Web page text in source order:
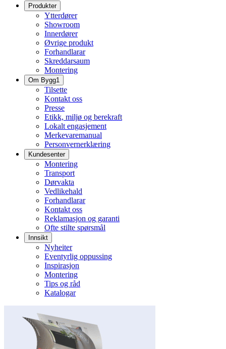
Produkter
Ytterdører
Showroom
Innerdører
Øvrige produkt
Forhandlarar
Skreddarsaum
Montering
Om Bygg1
Tilsette
Kontakt oss
Presse
Etikk, miljø og berekraft
Lokalt engasjement
Merkevaremanual
Personvernerklæring
Kundesenter
Montering
Transport
Dørvakta
Vedlikehald
Forhandlarar
Kontakt oss
Reklamasjon og garanti
Ofte stilte spørsmål
Innsikt
Nyheiter
Eventyrlig oppussing
Inspirasjon
Montering
Tips og råd
Katalogar